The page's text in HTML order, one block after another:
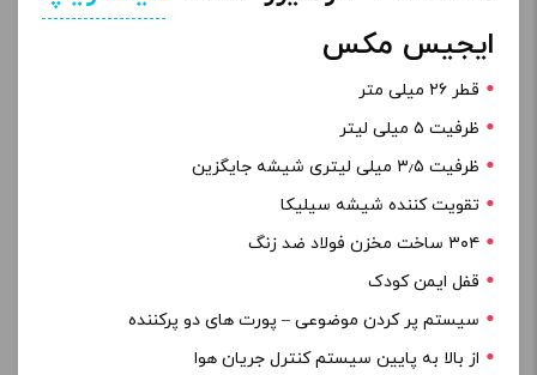
ایجیس مکس
قطر ۲۶ میلی متر
ظرفیت ۵ میلی لیتر
ظرفیت ۳٫۵ میلی لیتری شیشه جایگزین
تقویت کننده شیشه سیلیکا
۳۰۴ ساخت مخزن فولاد ضد زنگ
قفل ایمن کودک
سیستم پر کردن موضوعی – پورت های دو پرکننده
از بالا به پایین سیستم کنترل جریان هوا